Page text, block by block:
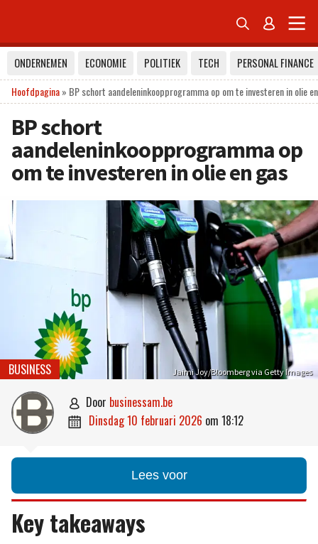
 
ONDERNEMEN ECONOMIE POLITIEK TECH
PERSONAL FINANCE
Hoofdpagina» BP schort aandeleninkoopprogramma op om te investeren in olie
BP schort
aandeleninkoopprogramma op
om te investeren in olie en gas
Jaimi Joy/Bloomberg via Getty Images
BUSINESS
 door businessam.be
 dinsdag 10 februari 2026 om 18:12
Lees voor
Key takeaways